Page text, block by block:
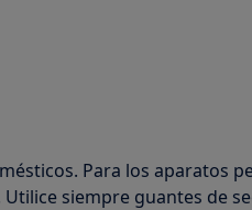
Para los aparatos
siempre guantes de